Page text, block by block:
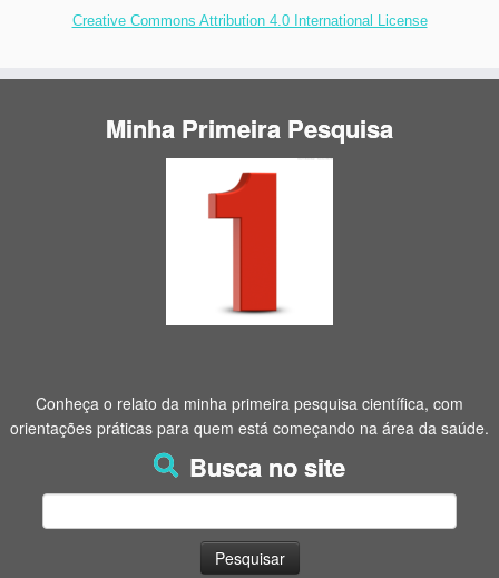
Creative Commons Attribution 4.0 International License
Minha Primeira Pesquisa
Conheça o relato da minha primeira pesquisa científica, com
orientações práticas para quem está começando na área da saúde.
Busca no site
Pesquisar